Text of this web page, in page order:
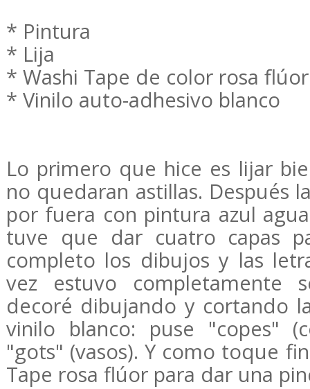
* Pintura
* Lija
* Washi Tape de color rosa flúor
* Vinilo auto-adhesivo blanco
Lo primero que hice es lijar
no quedaran astillas. Después
por fuera con pintura azul
tuve que dar cuatro capas
completo los dibujos y las
vez estuvo completamente
decoré dibujando y cortando
vinilo blanco: puse "copes"
"gots" (vasos). Y como toque
Tape rosa flúor para dar una